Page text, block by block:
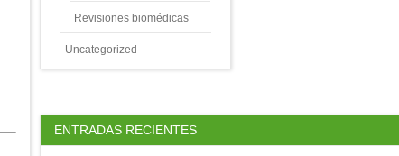
Revisiones biomédicas
Uncategorized
ENTRADAS RECIENTES